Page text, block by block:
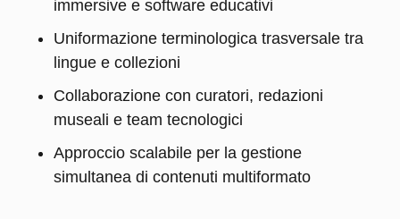
immersive e software educativi
Uniformazione terminologica trasversale tra
lingue e collezioni
Collaborazione con curatori, redazioni
museali e team tecnologici
Approccio scalabile per la gestione
simultanea di contenuti multiformato